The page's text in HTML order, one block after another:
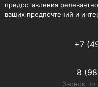
предоставления
ваших предпочтений и
+7
8
Звонок по